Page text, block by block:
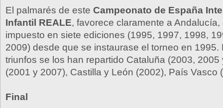
El palmarés de este Campeonato de España
Infantil REALE, favorece claramente a
impuesto en siete ediciones (1995, 1997, 1998,
2009) desde que se instaurase el torneo en 1995.
triunfos se los han repartido Cataluña (2003, 2005
(2001 y 2007), Castilla y León (2002), País Vasco
Final